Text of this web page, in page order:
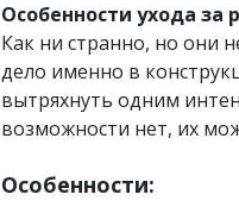
Особенности ухода за
Как ни странно, но они
дело именно в
вытряхнуть одним
возможности нет, их
Особенности: